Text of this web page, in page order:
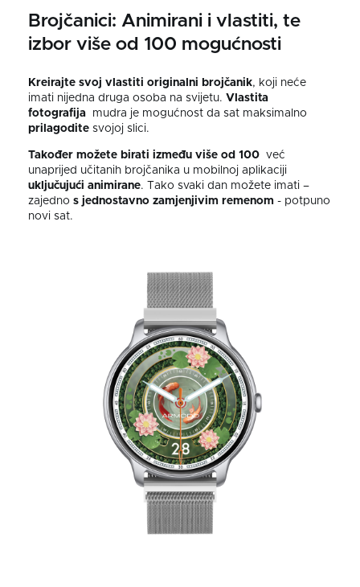
Brojčanici: Animirani i vlastiti, te
izbor više od 100 mogućnosti
Kreirajte svoj vlastiti originalni brojčanik, koji neće
imati nijedna druga osoba na svijetu. Vlastita
fotografija mudra je mogućnost da sat maksimalno
prilagodite svojoj slici.
Također možete birati između više od 100 već
unaprijed učitanih brojčanika u mobilnoj aplikaciji
uključujući animirane. Tako svaki dan možete imati –
zajedno s jednostavno zamjenjivim remenom - potpuno
novi sat.